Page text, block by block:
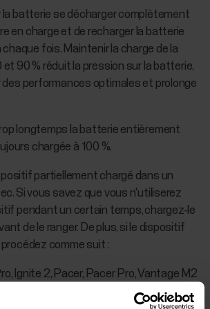
la batterie se décharger complètement
en charge et de recharger la batterie
fois. Maintenir la charge de la
90 % réduit la pression sur la batterie,
des performances optimales et prolonge
longtemps la batterie entièrement
chargée à 100 %.
partiellement chargé dans un
Si vous savez que vous n'utiliserez
pendant un certain temps, chargez-le
de le ranger. De plus, si le dispositif
comme suit :
Ignite 2, Pacer, Pacer Pro, Vantage M2
Réglages généraux>
À